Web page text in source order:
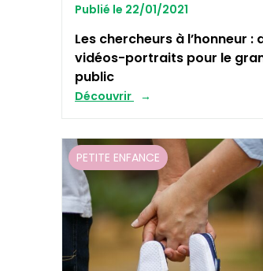
Publié le 22/01/2021
Les chercheurs à l’honneur :
vidéos-portraits pour le
public
Découvrir
PETITE ENFANCE